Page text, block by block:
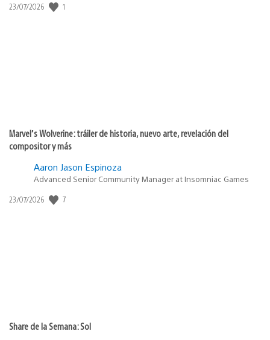
Fecha
23/07/2026 1
Marvel’s Wolverine: tráiler de historia, nuevo arte, revelación del
compositor y más
Aaron Jason Espinoza
Advanced Senior Community Manager at Insomniac Games
Fecha
23/07/2026 7
Share de la Semana: Sol